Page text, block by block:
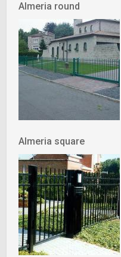
Almeria round
Almeria square